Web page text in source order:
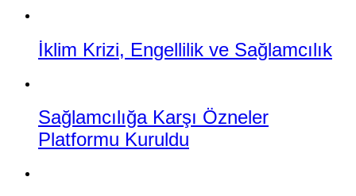
İklim Krizi, Engellilik ve Sağlamcılık
Sağlamcılığa Karşı Özneler
Platformu Kuruldu